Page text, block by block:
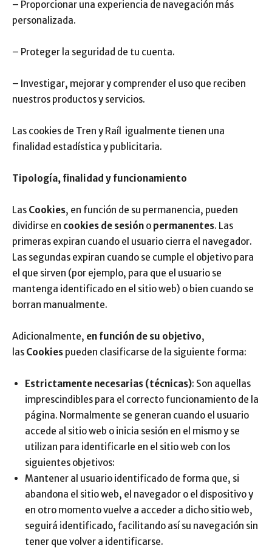
– Proporcionar una experiencia de navegación más
personalizada.
– Proteger la seguridad de tu cuenta.
– Investigar, mejorar y comprender el uso que reciben
nuestros productos y servicios.
Las cookies de Tren y Raíl igualmente tienen una
finalidad estadística y publicitaria.
Tipología, finalidad y funcionamiento
Las Cookies, en función de su permanencia, pueden
dividirse en cookies de sesión o permanentes. Las
primeras expiran cuando el usuario cierra el navegador.
Las segundas expiran cuando se cumple el objetivo para
el que sirven (por ejemplo, para que el usuario se
mantenga identificado en el sitio web) o bien cuando se
borran manualmente.
Adicionalmente, en función de su objetivo,
las Cookies pueden clasificarse de la siguiente forma:
Estrictamente necesarias (técnicas): Son aquellas
imprescindibles para el correcto funcionamiento de la
página. Normalmente se generan cuando el usuario
accede al sitio web o inicia sesión en el mismo y se
utilizan para identificarle en el sitio web con los
siguientes objetivos:
Mantener al usuario identificado de forma que, si
abandona el sitio web, el navegador o el dispositivo y
en otro momento vuelve a acceder a dicho sitio web,
seguirá identificado, facilitando así su navegación sin
tener que volver a identificarse.